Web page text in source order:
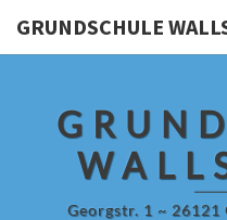
GRUNDSCHULE
Georgstr. 1 ~